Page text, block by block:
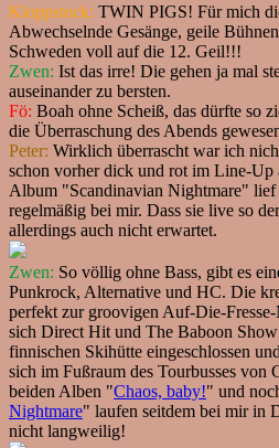
Kloppstock: TWIN PIGS! Für mich
Abwechselnde Gesänge, geile
Schweden voll auf die 12. Geil!!!
Zwen: Ist das irre! Die gehen ja mal
auseinander zu bersten.
Fö: Boah ohne Scheiß, das dürfte so
die Überraschung des Abends
Peter: Wirklich überrascht war ich
schon vorher dick und rot im Line-Up
Album "Scandinavian Nightmare" lief
regelmäßig bei mir. Dass sie live so
allerdings auch nicht erwartet.
Zwen: So völlig ohne Bass, gibt es
Punkrock, Alternative und HC. Die
perfekt zur groovigen Auf-Die-
sich Direct Hit und The Baboon Show
finnischen Skihütte eingeschlossen
sich im Fußraum des Tourbusses von
beiden Alben "Chaos, baby!" und
Nightmare" laufen seitdem bei mir in
nicht langweilig!